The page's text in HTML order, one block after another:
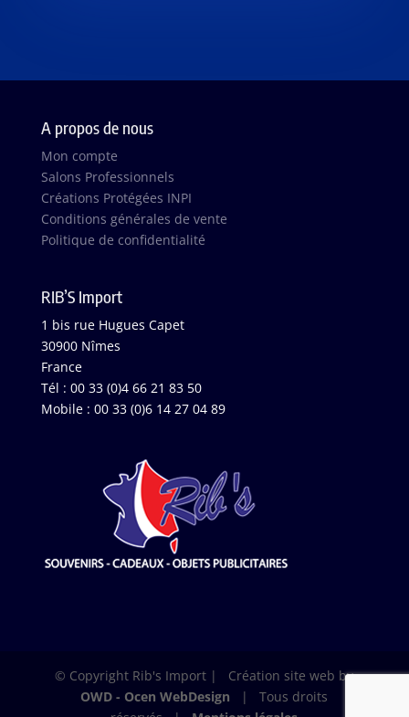
A propos de nous
Mon compte
Salons Professionnels
Créations Protégées INPI
Conditions générales de vente
Politique de confidentialité
RIB’S Import
1 bis rue Hugues Capet
30900 Nîmes
France
Tél : 00 33 (0)4 66 21 83 50
Mobile : 00 33 (0)6 14 27 04 89
© Copyright Rib's Import | Création site web by
OWD - Ocen WebDesign | Tous droits